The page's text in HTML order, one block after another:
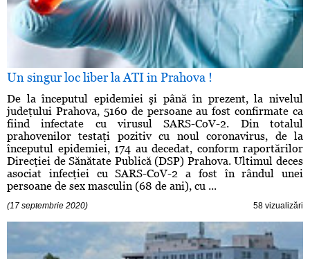
Un singur loc liber la ATI in Prahova !
De la începutul epidemiei şi până în prezent, la nivelul
judeţului Prahova, 5160 de persoane au fost confirmate ca
fiind infectate cu virusul SARS-CoV-2. Din totalul
prahovenilor testaţi pozitiv cu noul coronavirus, de la
începutul epidemiei, 174 au decedat, conform raportărilor
Direcţiei de Sănătate Publică (DSP) Prahova. Ultimul deces
asociat infecţiei cu SARS-CoV-2 a fost în rândul unei
persoane de sex masculin (68 de ani), cu ...
(17 septembrie 2020) 58 vizualizări